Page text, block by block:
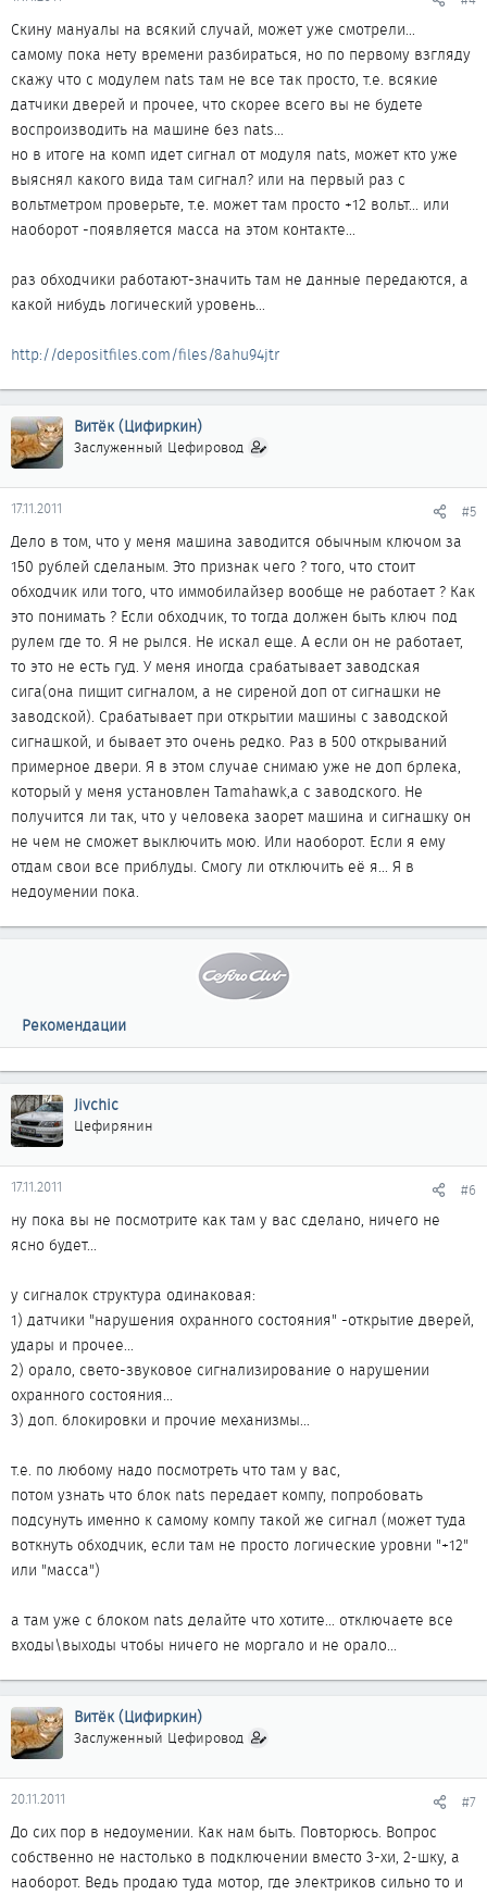
Скину мануалы на всякий случай, может уже смотрели...
самому пока нету времени разбираться, но по первому взгляду
скажу что с модулем nats там не все так просто, т.е. всякие
датчики дверей и прочее, что скорее всего вы не будете
воспроизводить на машине без nats...
но в итоге на комп идет сигнал от модуля nats, может кто уже
выяснял какого вида там сигнал? или на первый раз с
вольтметром проверьте, т.е. может там просто +12 вольт... или
наоборот -появляется масса на этом контакте...
раз обходчики работают-значить там не данные передаются, а
какой нибудь логический уровень...
http://depositfiles.com/files/8ahu94jtr
Витёк (Цифиркин)
Заслуженный Цефировод
17.11.2011 #5
Дело в том, что у меня машина заводится обычным ключом за
150 рублей сделаным. Это признак чего ? того, что стоит
обходчик или того, что иммобилайзер вообще не работает ? Как
это понимать ? Если обходчик, то тогда должен быть ключ под
рулем где то. Я не рылся. Не искал еще. А если он не работает,
то это не есть гуд. У меня иногда срабатывает заводская
сига(она пищит сигналом, а не сиреной доп от сигнашки не
заводской). Срабатывает при открытии машины с заводской
сигнашкой, и бывает это очень редко. Раз в 500 открываний
примерное двери. Я в этом случае снимаю уже не доп брлека,
который у меня установлен Tamahawk,а с заводского. Не
получится ли так, что у человека заорет машина и сигнашку он
не чем не сможет выключить мою. Или наоборот. Если я ему
отдам свои все приблуды. Смогу ли отключить её я... Я в
недоумении пока.
Рекомендации
Jivchic
Цефирянин
17.11.2011 #6
ну пока вы не посмотрите как там у вас сделано, ничего не
ясно будет...
у сигналок структура одинаковая:
1) датчики "нарушения охранного состояния" -открытие дверей,
удары и прочее...
2) орало, свето-звуковое сигнализирование о нарушении
охранного состояния...
3) доп. блокировки и прочие механизмы...
т.е. по любому надо посмотреть что там у вас,
потом узнать что блок nats передает компу, попробовать
подсунуть именно к самому компу такой же сигнал (может туда
воткнуть обходчик, если там не просто логические уровни "+12"
или "масса")
а там уже с блоком nats делайте что хотите... отключаете все
входы\выходы чтобы ничего не моргало и не орало...
Витёк (Цифиркин)
Заслуженный Цефировод
20.11.2011 #7
До сих пор в недоумении. Как нам быть. Повторюсь. Вопрос
собственно не настолько в подключении вместо 3-хи, 2-шку, а
наоборот. Ведь продаю туда мотор, где электриков сильно то и